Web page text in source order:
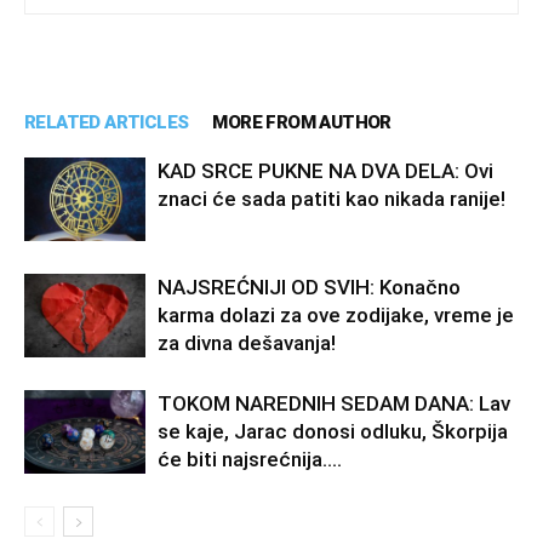
RELATED ARTICLES MORE FROM AUTHOR
KAD SRCE PUKNE NA DVA DELA: Ovi
znaci će sada patiti kao nikada ranije!
NAJSREĆNIJI OD SVIH: Konačno
karma dolazi za ove zodijake, vreme je
za divna dešavanja!
TOKOM NAREDNIH SEDAM DANA: Lav
se kaje, Jarac donosi odluku, Škorpija
će biti najsrećnija….